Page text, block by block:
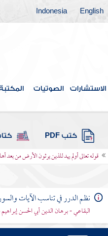
English
Indonesia
الاستشارات الصوتيات
كتب PDF
قوله تعالى أولم يهد للذين يرثون الأرض من بعد
نظم الدرر في تناسب الآيات
البقاعي - برهان الدين أبي الحسن